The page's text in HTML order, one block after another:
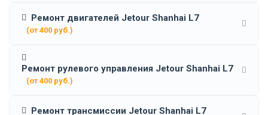
Ремонт двигателей Jetour Shanhai L7
(от 400 руб.)
Ремонт рулевого управления Jetour Shanhai L7
(от 400 руб.)
Ремонт трансмиссии Jetour Shanhai L7